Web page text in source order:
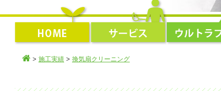
> 施工実績 > 換気扇クリーニング